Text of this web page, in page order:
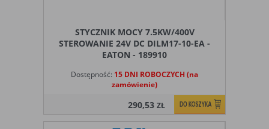
STYCZNIK MOCY 7.5KW/400V
STEROWANIE 24V DC DILM17-10-EA -
EATON - 189910
Dostępność: 15 DNI ROBOCZYCH (na
zamówienie)
290,53ZŁ